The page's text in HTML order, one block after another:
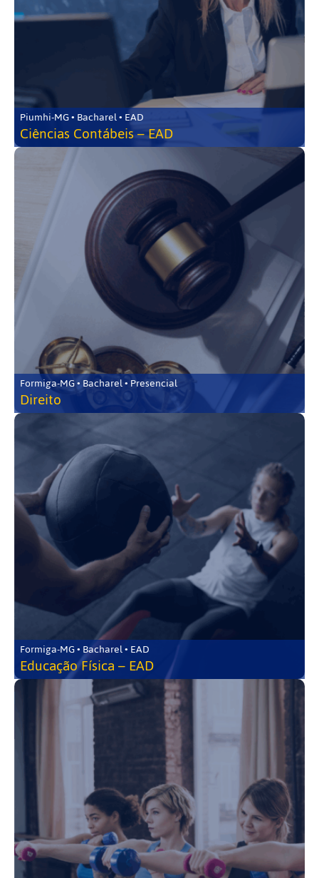
Piumhi-MG • Bacharel • EAD
Ciências Contábeis – EAD
Formiga-MG • Bacharel • Presencial
Direito
Formiga-MG • Bacharel • EAD
Educação Física – EAD